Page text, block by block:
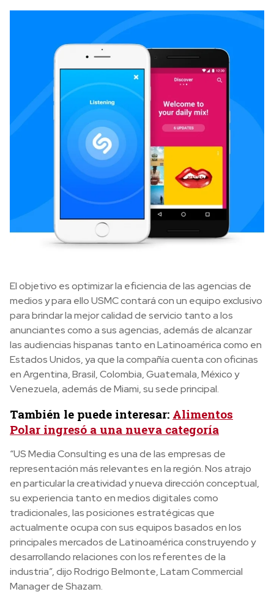
El objetivo es optimizar la eficiencia de las agencias de
medios y para ello USMC contará con un equipo exclusivo
para brindar la mejor calidad de servicio tanto a los
anunciantes como a sus agencias, además de alcanzar
las audiencias hispanas tanto en Latinoamérica como en
Estados Unidos, ya que la compañía cuenta con oficinas
en Argentina, Brasil, Colombia, Guatemala, México y
Venezuela, además de Miami, su sede principal.
También le puede interesar: Alimentos
Polar ingresó a una nueva categoría
“US Media Consulting es una de las empresas de
representación más relevantes en la región. Nos atrajo
en particular la creatividad y nueva dirección conceptual,
su experiencia tanto en medios digitales como
tradicionales, las posiciones estratégicas que
actualmente ocupa con sus equipos basados en los
principales mercados de Latinoamérica construyendo y
desarrollando relaciones con los referentes de la
industria”, dijo Rodrigo Belmonte, Latam Commercial
Manager de Shazam.